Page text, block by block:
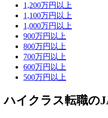
1,200万円以上
1,100万円以上
1,000万円以上
900万円以上
800万円以上
700万円以上
600万円以上
500万円以上
ハイクラス転職の